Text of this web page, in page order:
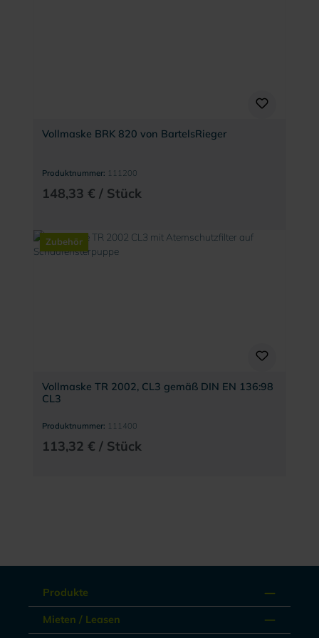
Vollmaske BRK 820 von BartelsRieger
Produktnummer: 111200
148,33 € / Stück
Zubehör
Vollmaske TR 2002, CL3 gemäß DIN EN 136:98
CL3
Produktnummer: 111400
113,32 € / Stück
Produkte
Mieten / Leasen